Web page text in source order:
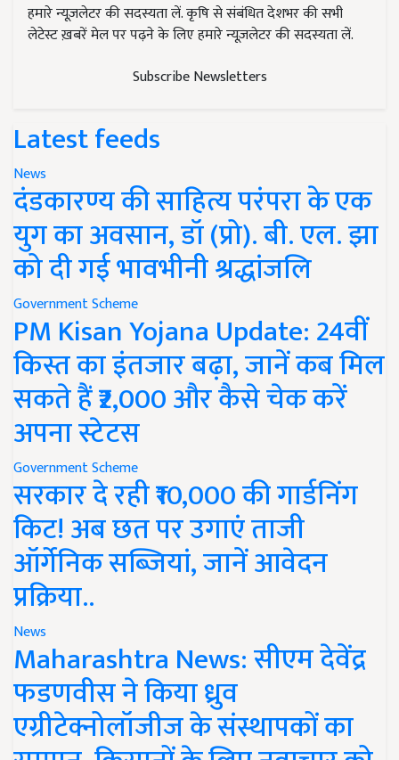
हमारे न्यूज़लेटर की सदस्यता लें. कृषि से संबंधित देशभर की सभी
लेटेस्ट ख़बरें मेल पर पढ़ने के लिए हमारे न्यूज़लेटर की सदस्यता लें.
Subscribe Newsletters
Latest feeds
News
दंडकारण्य की साहित्य परंपरा के एक
युग का अवसान, डॉ (प्रो). बी. एल. झा
को दी गई भावभीनी श्रद्धांजलि
Government Scheme
PM Kisan Yojana Update: 24वीं
किस्त का इंतजार बढ़ा, जानें कब मिल
सकते हैं ₹2,000 और कैसे चेक करें
अपना स्टेटस
Government Scheme
सरकार दे रही ₹10,000 की गार्डनिंग
किट! अब छत पर उगाएं ताजी
ऑर्गेनिक सब्जियां, जानें आवेदन
प्रक्रिया..
News
Maharashtra News: सीएम देवेंद्र
फडणवीस ने किया ध्रुव
एग्रीटेक्नोलॉजीज के संस्थापकों का